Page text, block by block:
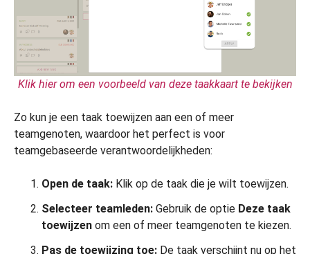
Klik hier om een voorbeeld van deze taakkaart te bekijken
Zo kun je een taak toewijzen aan een of meer
teamgenoten, waardoor het perfect is voor
teamgebaseerde verantwoordelijkheden:
Open de taak: Klik op de taak die je wilt toewijzen.
Selecteer teamleden: Gebruik de optie Deze taak
toewijzen om een of meer teamgenoten te kiezen.
Pas de toewijzing toe: De taak verschijnt nu op het